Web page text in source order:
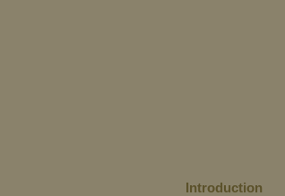
Introduction